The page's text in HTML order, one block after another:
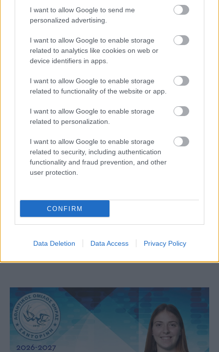
I want to allow Google to send me
personalized advertising.
I want to allow Google to enable storage
related to analytics like cookies on web or
device identifiers in apps.
I want to allow Google to enable storage
related to functionality of the website or app.
I want to allow Google to enable storage
related to personalization.
I want to allow Google to enable storage
related to security, including authentication
functionality and fraud prevention, and other
user protection.
CONFIRM
Data Deletion Data Access Privacy Policy
Aκολουθήστε μας
παντού…